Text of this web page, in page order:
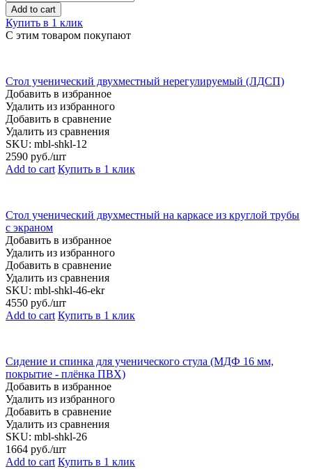
Add to cart
Купить в 1 клик
С этим товаром покупают
Стол ученический двухместный нерегулируемый (ЛДСП)
Добавить в избранное
Удалить из избранного
Добавить в сравнение
Удалить из сравнения
SKU: mbl-shkl-12
2590 руб./шт
Add to cart Купить в 1 клик
Стол ученический двухместный на каркасе из круглой трубы
с экраном
Добавить в избранное
Удалить из избранного
Добавить в сравнение
Удалить из сравнения
SKU: mbl-shkl-46-ekr
4550 руб./шт
Add to cart Купить в 1 клик
Сидение и спинка для ученического стула (МДФ 16 мм,
покрытие - плёнка ПВХ)
Добавить в избранное
Удалить из избранного
Добавить в сравнение
Удалить из сравнения
SKU: mbl-shkl-26
1664 руб./шт
Add to cart Купить в 1 клик